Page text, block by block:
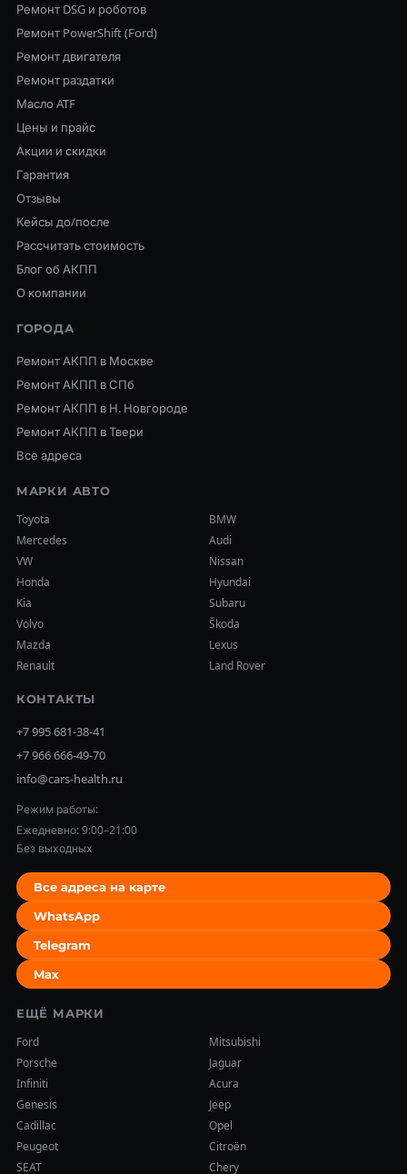
Ремонт DSG и роботов
Ремонт PowerShift (Ford)
Ремонт двигателя
Ремонт раздатки
Масло ATF
Цены и прайс
Акции и скидки
Гарантия
Отзывы
Кейсы до/после
Рассчитать стоимость
Блог об АКПП
О компании
ГОРОДА
Ремонт АКПП в Москве
Ремонт АКПП в СПб
Ремонт АКПП в Н. Новгороде
Ремонт АКПП в Твери
Все адреса
МАРКИ АВТО
Toyota
BMW
Mercedes
Audi
VW
Nissan
Honda
Hyundai
Kia
Subaru
Volvo
Škoda
Mazda
Lexus
Renault
Land Rover
КОНТАКТЫ
+7 995 681-38-41
+7 966 666-49-70
info@cars-health.ru
Режим работы:
Ежедневно: 9:00–21:00
Без выходных
Все адреса на карте
WhatsApp
Telegram
Max
ЕЩЁ МАРКИ
Ford
Mitsubishi
Porsche
Jaguar
Infiniti
Acura
Genesis
Jeep
Cadillac
Opel
Peugeot
Citroën
SEAT
Chery